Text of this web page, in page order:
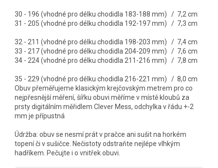
30 - 196 (vhodné pro délku chodidla 183-188 mm) / 7,2 cm
31 - 205 (vhodné pro délku chodidla 192-197 mm) / 7,3 cm
32 - 211 (vhodné pro délku chodidla 198-203 mm) / 7,4 cm
33 - 217 (vhodné pro délku chodidla 204-209 mm) / 7,6 cm
34 - 224 (vhodné pro délku chodidla 211-216 mm) / 7,8 cm
35 - 229 (vhodné pro délku chodidla 216-221 mm) / 8,0 cm
Obuv přeměřujeme klasickým krejčovským metrem pro co
nejpřesnější měření, šířku obuvi měříme v místě kloubů za
prsty digitálním měřidlem Clever Mess, odchylka v řádu +-2
mm je přípustná
Údržba: obuv se nesmí prát v pračce ani sušit na horkém
topení či v sušičce. Nečistoty odstraňte nejlépe vlhkým
hadříkem. Pečujte i o vnitřek obuvi.